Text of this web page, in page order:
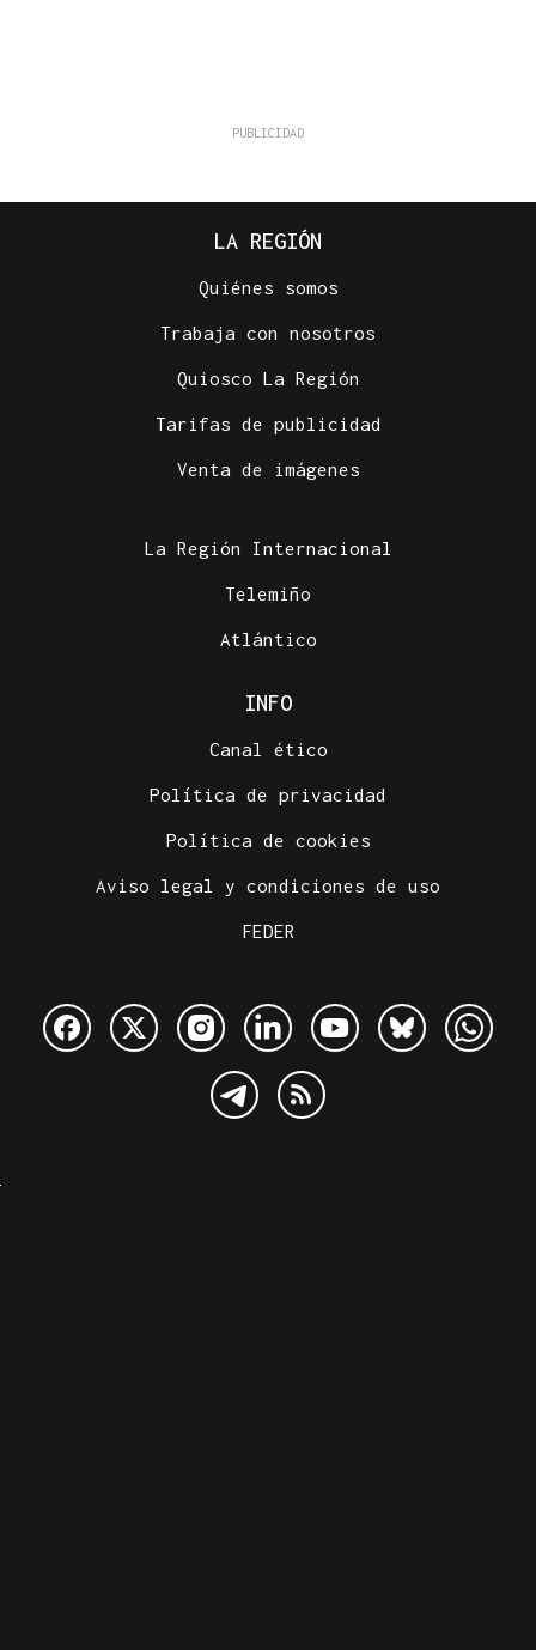
LA REGIÓN
Quiénes somos
Trabaja con nosotros
Quiosco La Región
Tarifas de publicidad
Venta de imágenes
La Región Internacional
Telemiño
Atlántico
INFO
Canal ético
Política de privacidad
Política de cookies
Aviso legal y condiciones de uso
FEDER